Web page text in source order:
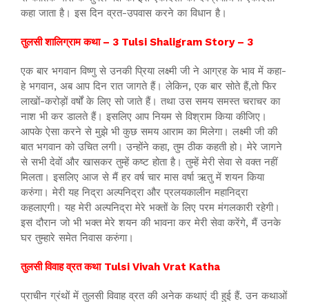
कहा जाता है। इस दिन व्रत-उपवास करने का विधान है।
तुलसी शालिग्राम कथा – 3 Tulsi Shaligram Story – 3
एक बार भगवान विष्णु से उनकी प्रिया लक्ष्मी जी ने आग्रह के भाव में कहा-
हे भगवान, अब आप दिन रात जागते हैं। लेकिन, एक बार सोते हैं,तो फिर
लाखों-करोड़ों वर्षों के लिए सो जाते हैं। तथा उस समय समस्त चराचर का
नाश भी कर डालते हैं। इसलिए आप नियम से विश्राम किया कीजिए।
आपके ऐसा करने से मुझे भी कुछ समय आराम का मिलेगा। लक्ष्मी जी की
बात भगवान को उचित लगी। उन्होंने कहा, तुम ठीक कहती हो। मेरे जागने
से सभी देवों और खासकर तुम्हें कष्ट होता है। तुम्हें मेरी सेवा से वक्त नहीं
मिलता। इसलिए आज से मैं हर वर्ष चार मास वर्षा ऋतु में शयन किया
करुंगा। मेरी यह निद्रा अल्पनिद्रा और प्रलयकालीन महानिद्रा
कहलाएगी। यह मेरी अल्पनिद्रा मेरे भक्तों के लिए परम मंगलकारी रहेगी।
इस दौरान जो भी भक्त मेरे शयन की भावना कर मेरी सेवा करेंगे, मैं उनके
घर तुम्हारे समेत निवास करुंगा।
तुलसी विवाह व्रत कथा Tulsi Vivah Vrat Katha
प्राचीन ग्रंथों में तुलसी विवाह व्रत की अनेक कथाएं दी हुई हैं. उन कथाओं